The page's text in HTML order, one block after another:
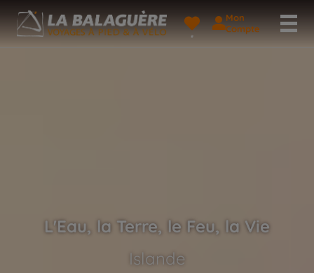
Mon
Compte
L'Eau, la Terre, le Feu, la Vie
Islande